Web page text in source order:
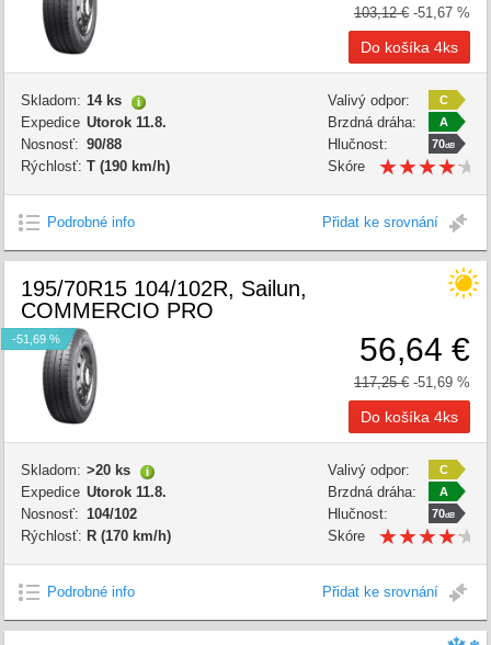
103,12 € -51,67 %
Skladom: 14 ks
Expedice Utorok 11.8.
Nosnosť: 90/88
Rýchlosť: T (190 km/h)
Valivý odpor: C
Brzdná dráha: A
Hlučnost: 70dB
Skóre
★★★★★
★★★★★
Podrobné info Přidat ke srovnání
195/70R15 104/102R, Sailun,
COMMERCIO PRO
-51,69 % 56,64 €
117,25 € -51,69 %
Skladom: >20 ks
Expedice Utorok 11.8.
Nosnosť: 104/102
Rýchlosť: R (170 km/h)
Valivý odpor: C
Brzdná dráha: A
Hlučnost: 70dB
Skóre
★★★★★
★★★★★
Podrobné info Přidat ke srovnání